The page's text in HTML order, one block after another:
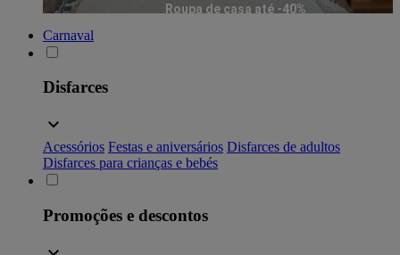
Roupa de casa até -40%
Carnaval
Disfarces
Acessórios Festas e aniversários Disfarces de adultos
Disfarces para crianças e bebés
Promoções e descontos